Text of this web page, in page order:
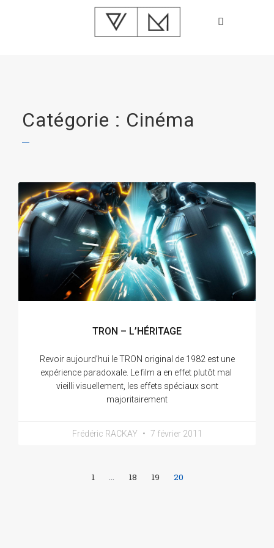
Catégorie : Cinéma
TRON – L’HÉRITAGE
Revoir aujourd’hui le TRON original de 1982 est une
expérience paradoxale. Le film a en effet plutôt mal
vieilli visuellement, les effets spéciaux sont
majoritairement
Frédéric RACKAY 7 février 2011
1 … 18 19 20